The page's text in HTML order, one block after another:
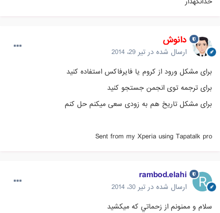
دانوش
ارسال شده در تیر 29، 2014
برای مشکل ورود از کروم یا فایرفاکس استفاده کنید
برای ترجمه توی انجمن جستجو کنید
برای مشکل تاریخ هم به زودی سعی میکنم حل کنم
Sent from my Xperia using Tapatalk pro
rambod.elahi
ارسال شده در تیر 30، 2014
سلام و ممنونم از زحماتي كه ميكشيد